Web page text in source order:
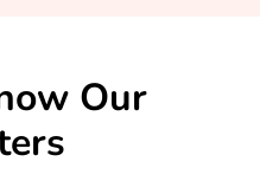
Our